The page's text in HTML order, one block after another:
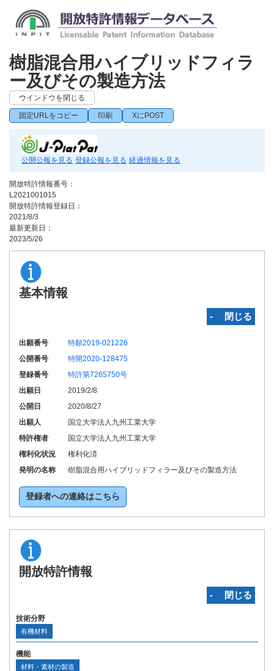
樹脂混合用ハイブリッドフィラ
ー及びその製造方法
ウインドウを閉じる
固定URLをコピー 印刷 XにPOST
公開公報を見る 登録公報を見る 経過情報を見る
開放特許情報番号：
L2021001015
開放特許情報登録日：
2021/8/3
最新更新日：
2023/5/26
基本情報
‐ 閉じる
出願番号
特願2019-021226
公開番号
特開2020-128475
登録番号
特許第7265750号
出願日
2019/2/8
公開日
2020/8/27
出願人
国立大学法人九州工業大学
特許権者
国立大学法人九州工業大学
権利化状況
権利化済
発明の名称
樹脂混合用ハイブリッドフィラー及びその製造方法
登録者への連絡はこちら
開放特許情報
‐ 閉じる
技術分野
有機材料
機能
材料・素材の製造